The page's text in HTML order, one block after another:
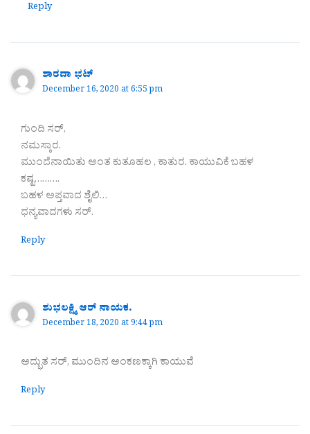
Reply
ಶಾರದಾ ಭಟ್
December 16, 2020 at 6:55 pm
ಗುಂದಿ ಸರ್,
ನಮಸ್ಕಾರ.
ಮುಂದೆನಾಯಿತು ಅಂತ ಕುತೂಹಲ , ಕಾತುರ. ಕಾಯುವಿಕೆ ಬಹಳ
ಕಷ್ಟ……….
ಬಹಳ ಅಪ್ತವಾದ ಶೈಲಿ…
ಧನ್ಯವಾದಗಳು ಸರ್.
Reply
ಶುಭಲಕ್ಷ್ಮಿ ಆರ್ ನಾಯಕ.
December 18, 2020 at 9:44 pm
ಅದ್ಭುತ ಸರ್, ಮುಂದಿನ ಅಂಕಣಕ್ಕಾಗಿ ಕಾಯುವೆ
Reply